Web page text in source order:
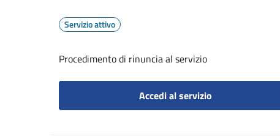
Servizio attivo
Procedimento di rinuncia al servizio
Accedi al servizio